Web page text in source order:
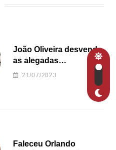
João Oliveira desvenda
as alegadas
irregularidades da
Junta de Freguesia S.
21/07/2023
Faleceu Orlando